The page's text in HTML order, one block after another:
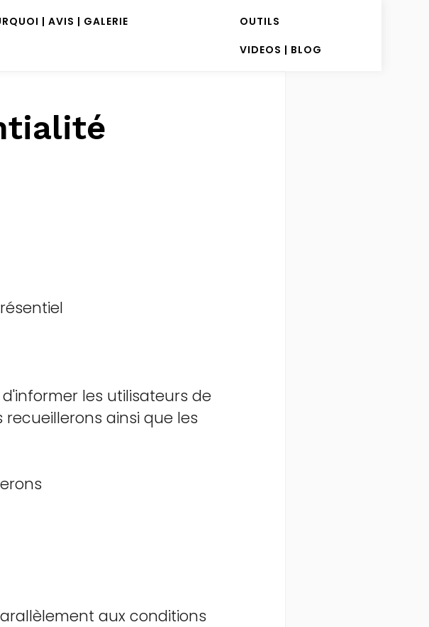
| AVIS | GALERIE
OUTILS
VIDEOS | BLOG
les utilisateurs de
ainsi que les
aux conditions